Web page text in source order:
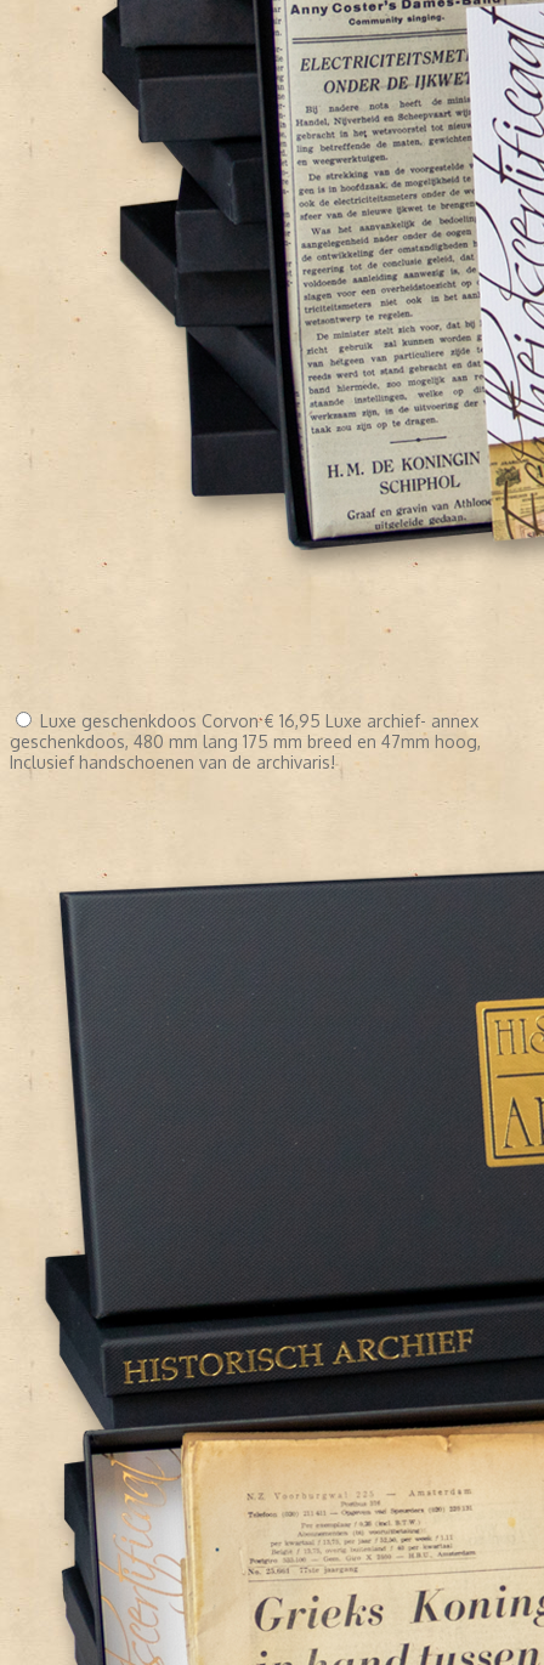
Luxe geschenkdoos Corvon € 16,95 Luxe archief- annex
geschenkdoos, 480 mm lang 175 mm breed en 47mm hoog,
Inclusief handschoenen van de archivaris!